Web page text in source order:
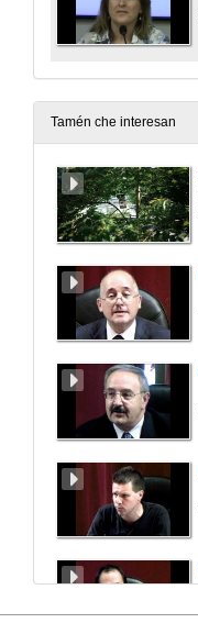
Tamén che interesan